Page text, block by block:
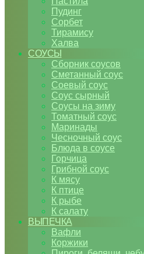
Пудинг
Сорбет
Тирамису
Халва
СОУСЫ
Сборник соусов
Сметанный соус
Соевый соус
Соус сырный
Соусы на зиму
Томатный соус
Маринады
Чесночный соус
Блюда в соусе
Горчица
Грибной соус
К мясу
К птице
К рыбе
К салату
ВЫПЕЧКА
Вафли
Коржики